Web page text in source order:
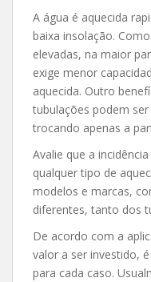
A água é aquecida
baixa insolação.
elevadas, na maior
exige menor
aquecida. Outro
tubulações podem
trocando apenas a
Avalie que a
qualquer tipo de
modelos e marcas,
diferentes, tanto dos
De acordo com a
valor a ser investido,
para cada caso.